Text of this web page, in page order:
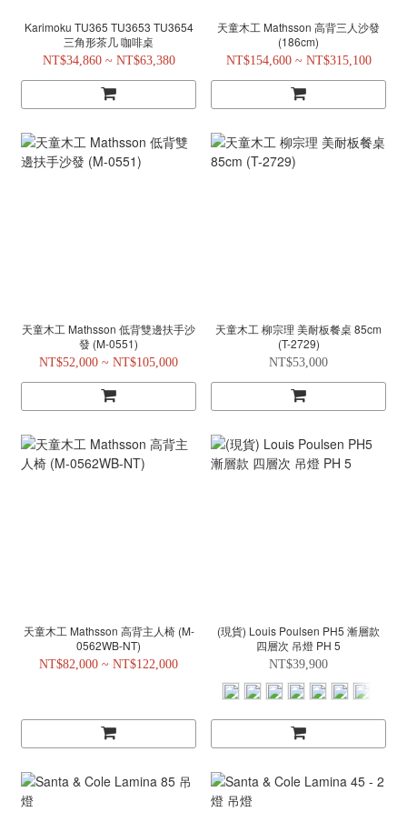
Karimoku TU365 TU3653 TU3654
三角形茶几 咖啡桌
NT$34,860 ~ NT$63,380
天童木工 Mathsson 高背三人沙發
(186cm)
NT$154,600 ~ NT$315,100
天童木工 Mathsson 低背雙邊扶手沙
發 (M-0551)
NT$52,000 ~ NT$105,000
天童木工 柳宗理 美耐板餐桌 85cm
(T-2729)
NT$53,000
天童木工 Mathsson 高背主人椅 (M-
0562WB-NT)
NT$82,000 ~ NT$122,000
(現貨) Louis Poulsen PH5 漸層款
四層次 吊燈 PH 5
NT$39,900